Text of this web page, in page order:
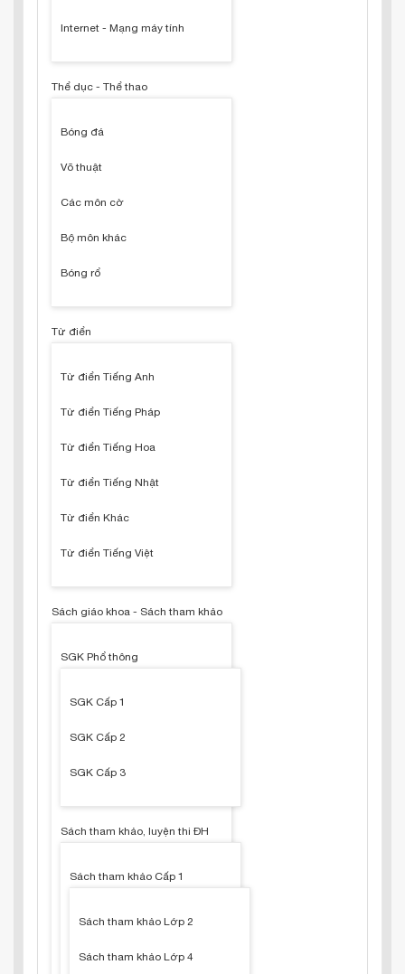
Internet - Mạng máy tính
Thể dục - Thể thao
Bóng đá
Võ thuật
Các môn cờ
Bộ môn khác
Bóng rổ
Từ điển
Từ điển Tiếng Anh
Từ điển Tiếng Pháp
Từ điển Tiếng Hoa
Từ điển Tiếng Nhật
Từ điển Khác
Từ điển Tiếng Việt
Sách giáo khoa - Sách tham khảo
SGK Phổ thông
SGK Cấp 1
SGK Cấp 2
SGK Cấp 3
Sách tham khảo, luyện thi ĐH
Sách tham khảo Cấp 1
Sách tham khảo Lớp 2
Sách tham khảo Lớp 4